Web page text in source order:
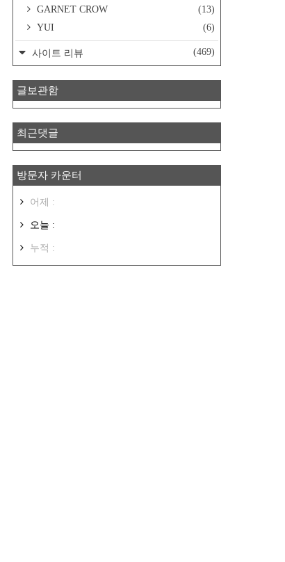
GARNET CROW
(13)
YUI
(6)
사이트 리뷰 (469)
글보관함
최근댓글
방문자 카운터
어제 :
오늘 :
누적 :